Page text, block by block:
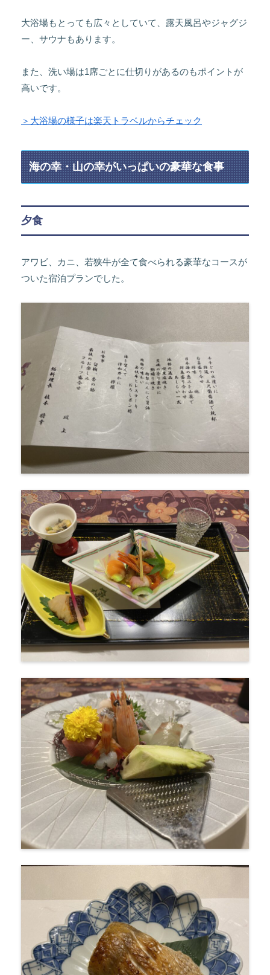
大浴場もとっても広々としていて、露天風呂やジャグジ
ー、サウナもあります。
また、洗い場は1席ごとに仕切りがあるのもポイントが
高いです。
＞大浴場の様子は楽天トラベルからチェック
海の幸・山の幸がいっぱいの豪華な食事
夕食
アワビ、カニ、若狭牛が全て食べられる豪華なコースが
ついた宿泊プランでした。